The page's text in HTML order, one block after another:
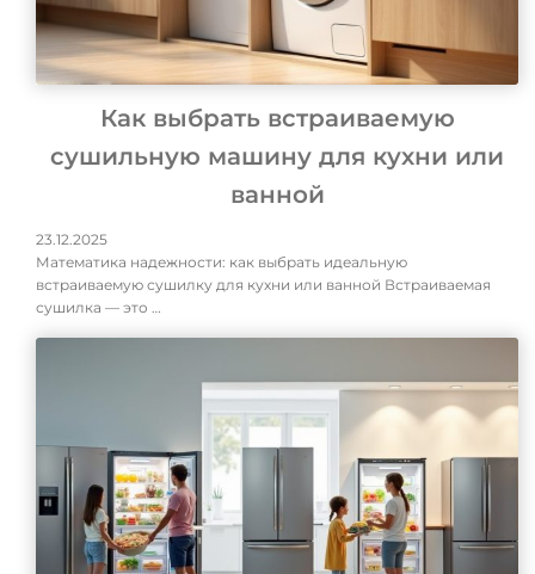
Как выбрать встраиваемую
сушильную машину для кухни или
ванной
23.12.2025
Математика надежности: как выбрать идеальную
встраиваемую сушилку для кухни или ванной Встраиваемая
сушилка — это …